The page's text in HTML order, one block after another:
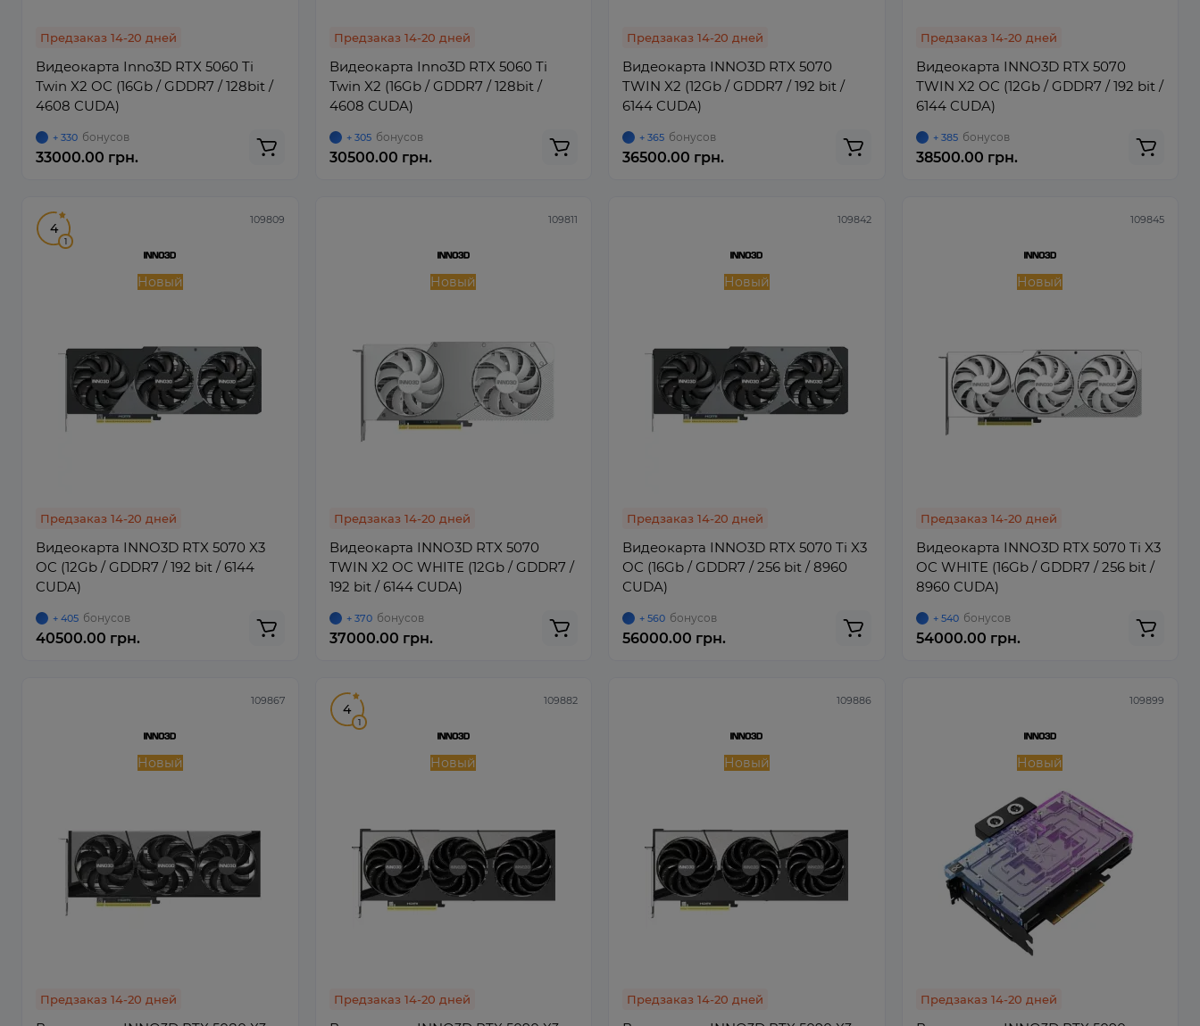
Предзаказ 14-20 дней
Видеокарта Inno3D RTX 5060 Ti
Twin X2 OC (16Gb / GDDR7 / 128bit /
4608 CUDA)
+ 330 бонусов
33000.00 грн.
Предзаказ 14-20 дней
Видеокарта Inno3D RTX 5060 Ti
Twin X2 (16Gb / GDDR7 / 128bit /
4608 CUDA)
+ 305 бонусов
30500.00 грн.
Предзаказ 14-20 дней
Видеокарта INNO3D RTX 5070
TWIN X2 (12Gb / GDDR7 / 192 bit /
6144 CUDA)
+ 365 бонусов
36500.00 грн.
Предзаказ 14-20 дней
Видеокарта INNO3D RTX 5070
TWIN X2 OC (12Gb / GDDR7 / 192 bit /
6144 CUDA)
+ 385 бонусов
38500.00 грн.
109809
Новый
4
1
Предзаказ 14-20 дней
Видеокарта INNO3D RTX 5070 X3
OC (12Gb / GDDR7 / 192 bit / 6144
CUDA)
+ 405 бонусов
40500.00 грн.
109811
Новый
Предзаказ 14-20 дней
Видеокарта INNO3D RTX 5070
TWIN X2 OC WHITE (12Gb / GDDR7 /
192 bit / 6144 CUDA)
+ 370 бонусов
37000.00 грн.
109842
Новый
Предзаказ 14-20 дней
Видеокарта INNO3D RTX 5070 Ti X3
OC (16Gb / GDDR7 / 256 bit / 8960
CUDA)
+ 560 бонусов
56000.00 грн.
109845
Новый
Предзаказ 14-20 дней
Видеокарта INNO3D RTX 5070 Ti X3
OC WHITE (16Gb / GDDR7 / 256 bit /
8960 CUDA)
+ 540 бонусов
54000.00 грн.
109867
Новый
Предзаказ 14-20 дней
109882
Новый
4
1
Предзаказ 14-20 дней
109886
Новый
Предзаказ 14-20 дней
109899
Новый
Предзаказ 14-20 дней